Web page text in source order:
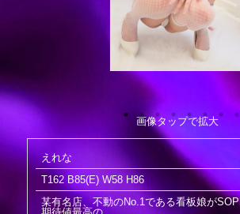
画像タップで拡大
えれな
T162 B85(E) W58 H86
某有名店、不動のNo.1である看板娘が